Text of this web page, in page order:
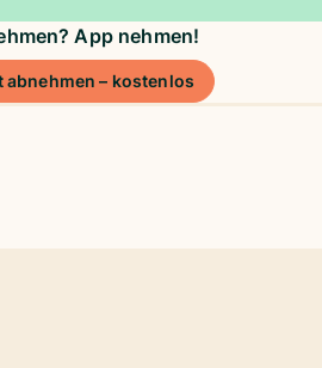
App nehmen!
abnehmen – kostenlos